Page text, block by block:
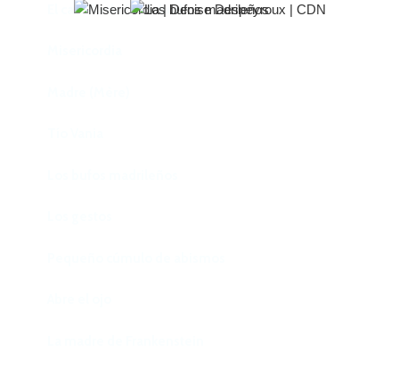
El castillo de Lindabridis